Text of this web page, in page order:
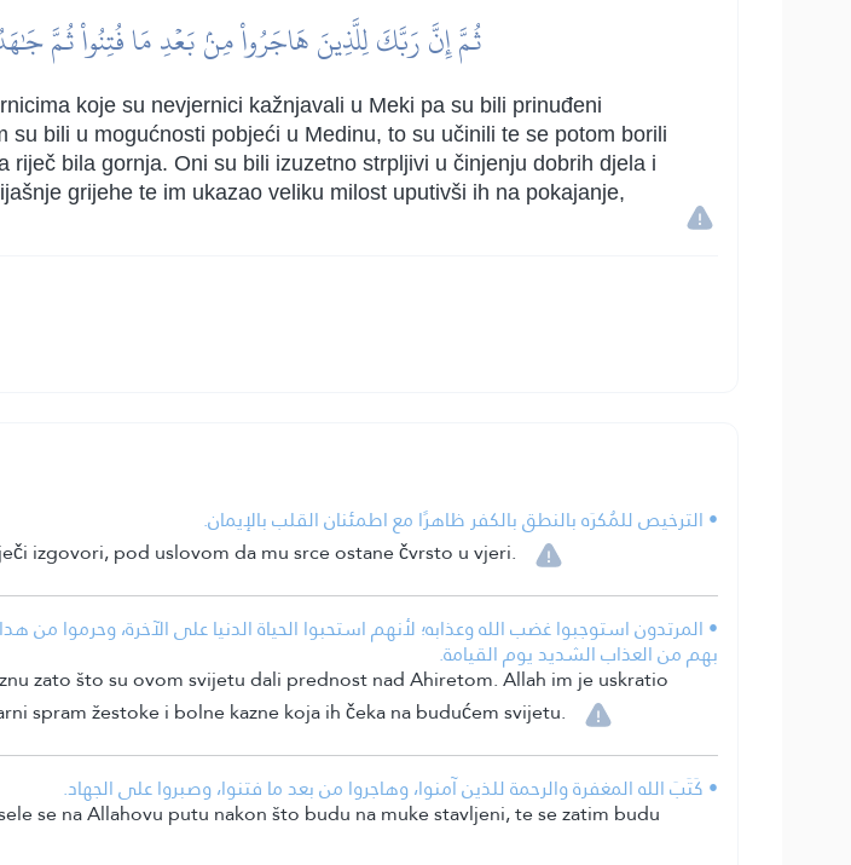
ثُمَّ إِنَّ رَبَّكَ لِلَّذِينَ هَاجَرُواْ مِنۢ بَعۡدِ مَا فُتِنُواْ ثُمَّ
koje su nevjernici kažnjavali u Meki pa su bili prinuđeni
bili u mogućnosti pobjeći u Medinu, to su učinili te se potom borili
bila gornja. Oni su bili izuzetno strpljivi u činjenju dobrih djela i
grijehe te im ukazao veliku milost uputivši ih na pokajanje,
• الترخيص للمُكرَه بالنطق بالكفر ظاهرًا مع اطمئنان القلب بالإيمان.
izgovori, pod uslovom da mu srce ostane čvrsto u vjeri.
• المرتدون استوجبوا غضب الله وعذابه؛ لأنهم استحبوا الحياة الدنيا على الآخرة، وحرموا
بهم من العذاب الشديد يوم القيامة.
zato što su ovom svijetu dali prednost nad Ahiretom. Allah im je uskratio
spram žestoke i bolne kazne koja ih čeka na budućem svijetu.
• كَتَبَ الله المغفرة والرحمة للذين آمنوا، وهاجروا من بعد ما فتنوا، وصبروا على الجهاد.
se na Allahovu putu nakon što budu na muke stavljeni, te se zatim budu